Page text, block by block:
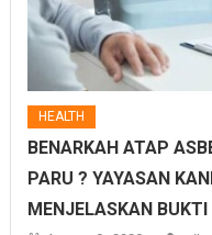
HEALTH
BENARKAH ATAP
PARU ? YAYASAN
MENJELASKAN